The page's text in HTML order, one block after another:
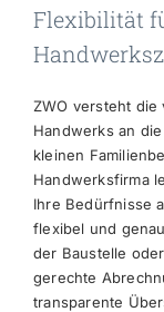
Flexibilität
ZWO versteht
Handwerks an
kleinen
Handwerksfirma
Ihre Bedürfnisse
flexibel und
der Baustelle
gerechte
transparente